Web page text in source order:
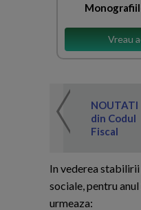
Vreau
NOUTATI
din Codul
Fiscal
In vederea
sociale, pentru
urmeaza: